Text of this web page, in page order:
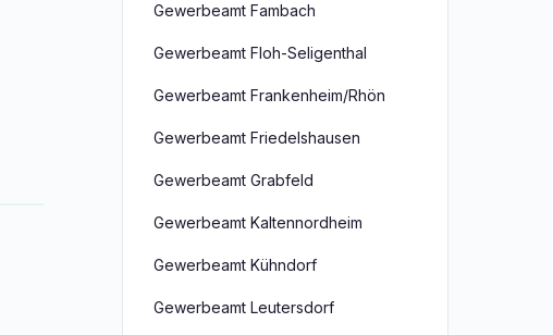
Gewerbeamt Fambach
Gewerbeamt Floh-Seligenthal
Gewerbeamt Frankenheim/Rhön
Gewerbeamt Friedelshausen
Gewerbeamt Grabfeld
Gewerbeamt Kaltennordheim
Gewerbeamt Kühndorf
Gewerbeamt Leutersdorf